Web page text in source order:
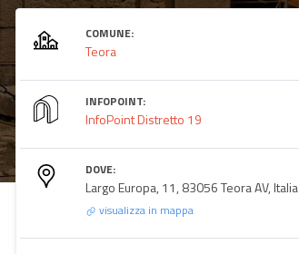
COMUNE:
Teora
INFOPOINT:
InfoPoint Distretto 19
DOVE:
Largo Europa, 11, 83056 Teora AV, Italia
visualizza in mappa